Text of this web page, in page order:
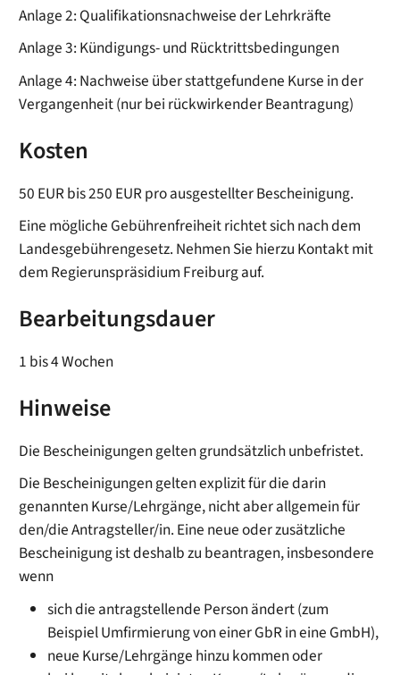
Anlage 2: Qualifikationsnachweise der Lehrkräfte
Anlage 3: Kündigungs- und Rücktrittsbedingungen
Anlage 4: Nachweise über stattgefundene Kurse in der
Vergangenheit (nur bei rückwirkender Beantragung)
Kosten
50 EUR bis 250 EUR pro ausgestellter Bescheinigung.
Eine mögliche Gebührenfreiheit richtet sich nach dem
Landesgebührengesetz. Nehmen Sie hierzu Kontakt mit
dem Regierunspräsidium Freiburg auf.
Bearbeitungsdauer
1 bis 4 Wochen
Hinweise
Die Bescheinigungen gelten grundsätzlich unbefristet.
Die Bescheinigungen gelten explizit für die darin
genannten Kurse/Lehrgänge, nicht aber allgemein für
den/die Antragsteller/in. Eine neue oder zusätzliche
Bescheinigung ist deshalb zu beantragen, insbesondere
wenn
sich die antragstellende Person ändert (zum
Beispiel Umfirmierung von einer GbR in eine GmbH),
neue Kurse/Lehrgänge hinzu kommen oder